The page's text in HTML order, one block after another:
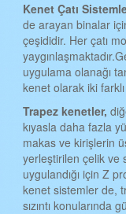
ZONGULDAK
AKSARAY KENET
BAYBURT
KARAMAN
KIRIKKALE
BATMAN KENET
ŞIRNAK KENET
KenetÇatıS
de arayan binalar
çeşididir. Her çatı
uygulama olanağı
kenet olarak iki
Trapez kenetler,
kıyasla daha fazla
makas ve kirişlerin
yerleştirilen çelik ve
uygulandığı için Z
kenet sistemler de,
sızıntı konularında